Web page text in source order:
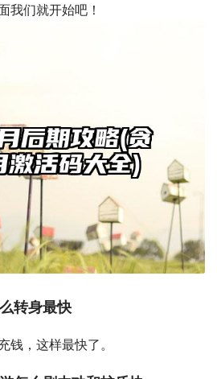
我们就开始吧！
转身最快
钱，这样最快了。